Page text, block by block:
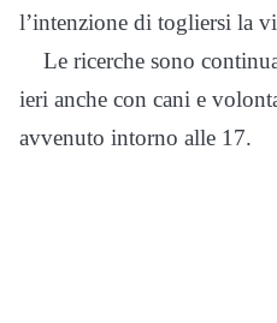
l’intenzione di togliersi la
Le ricerche sono
ieri anche con cani e
avvenuto intorno alle 17.